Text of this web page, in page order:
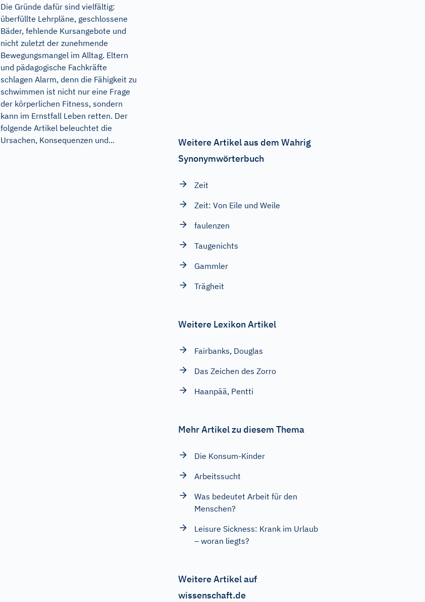
Die Gründe dafür sind vielfältig:
überfüllte Lehrpläne, geschlossene
Bäder, fehlende Kursangebote und
nicht zuletzt der zunehmende
Bewegungsmangel im Alltag. Eltern
und pädagogische Fachkräfte
schlagen Alarm, denn die Fähigkeit zu
schwimmen ist nicht nur eine Frage
der körperlichen Fitness, sondern
kann im Ernstfall Leben retten. Der
folgende Artikel beleuchtet die
Ursachen, Konsequenzen und...
Weitere Artikel aus dem Wahrig
Synonymwörterbuch
Zeit
Zeit: Von Eile und Weile
faulenzen
Taugenichts
Gammler
Trägheit
Weitere Lexikon Artikel
Fairbanks, Douglas
Das Zeichen des Zorro
Haanpää, Pentti
Mehr Artikel zu diesem Thema
Die Konsum-Kinder
Arbeitssucht
Was bedeutet Arbeit für den
Menschen?
Leisure Sickness: Krank im Urlaub
– woran liegts?
Weitere Artikel auf
wissenschaft.de